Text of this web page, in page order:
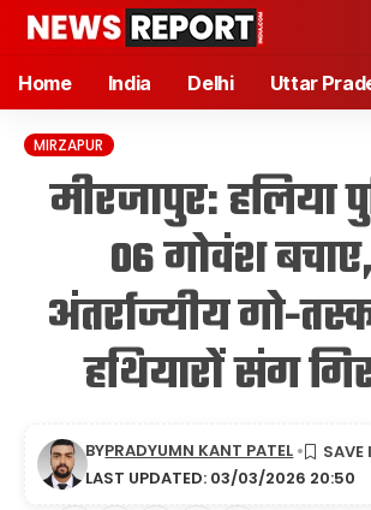
Home India Delhi Uttar
MIRZAPUR
मीरजापुर: हलिया
06 गोवंश
अंतर्राज्यीय गो-
हथियारों संग
LAST UPDATED: 03/03/2026 20:50
BYPRADYUMN KANT PATEL